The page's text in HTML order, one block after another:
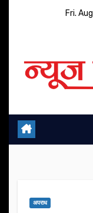
Fri.
अपराध